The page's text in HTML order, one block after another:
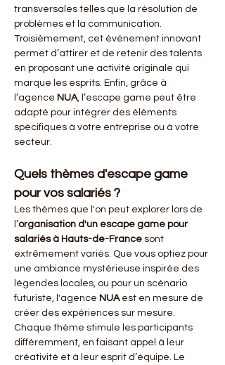
transversales telles que la résolution de
problèmes et la communication.
Troisièmement, cet événement innovant
permet d’attirer et de retenir des talents
en proposant une activité originale qui
marque les esprits. Enfin, grâce à
l’agence NUA, l’escape game peut être
adapté pour intégrer des éléments
spécifiques à votre entreprise ou à votre
secteur.
Quels thèmes d'escape game
pour vos salariés ?
Les thèmes que l'on peut explorer lors de
l’organisation d'un escape game pour
salariés à Hauts-de-France sont
extrêmement variés. Que vous optiez pour
une ambiance mystérieuse inspirée des
légendes locales, ou pour un scénario
futuriste, l'agence NUA est en mesure de
créer des expériences sur mesure.
Chaque thème stimule les participants
différemment, en faisant appel à leur
créativité et à leur esprit d’équipe. Le